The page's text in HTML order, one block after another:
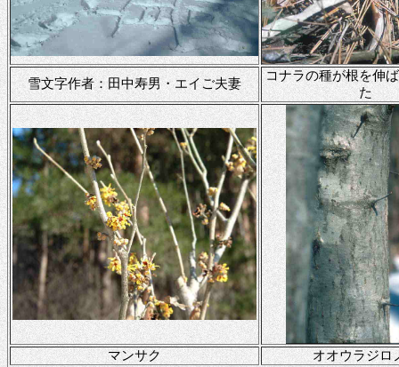
雪文字作者：田中寿男・エイご夫妻
コナラの種が根を伸
た
マンサク オオウラジロ